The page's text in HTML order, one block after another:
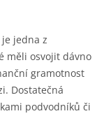
jedna z
měli osvojit dávno
gramotnost
Dostatečná
podvodníků či